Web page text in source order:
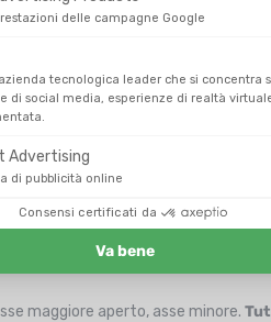
di leggerezza. Un risparmio di
si limita il tiro, ma più è
e sulla sicurezza.
maggiore aperto, asse minore.